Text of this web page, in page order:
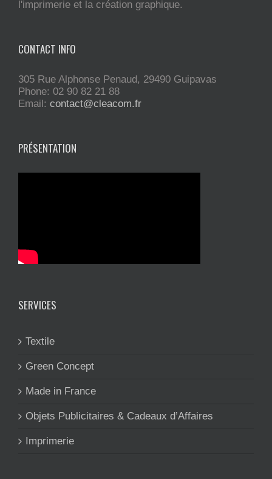
l'imprimerie et la création graphique.
CONTACT INFO
305 Rue Alphonse Penaud, 29490 Guipavas
Phone: 02 90 82 21 88
Email: contact@cleacom.fr
PRÉSENTATION
SERVICES
Textile
Green Concept
Made in France
Objets Publicitaires & Cadeaux d’Affaires
Imprimerie